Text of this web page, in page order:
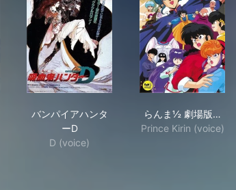
バンパイアハンタ
ーD
D (voice)
らんま½ 劇場版…
Prince Kirin (voice)